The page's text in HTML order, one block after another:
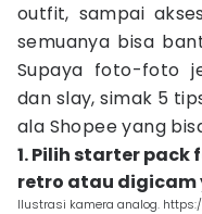
outfit, sampai
semuanya bisa
Supaya foto-foto
dan slay, simak 5
ala Shopee yang
1. Pilih starter
retro atau digicam
Ilustrasi kamera analog.